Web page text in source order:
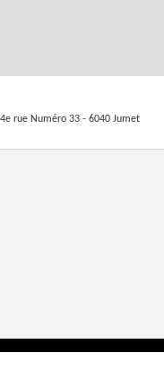
4e rue Numéro 33 - 6040 Jumet